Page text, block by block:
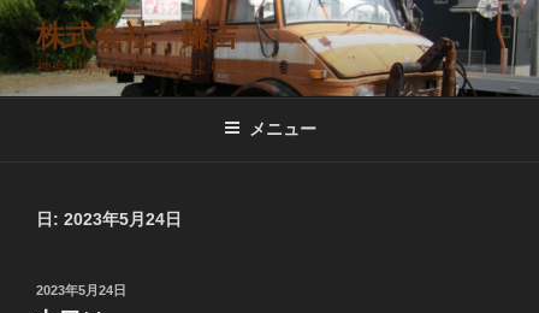
コ
ン
テ
ン
株式会社 鎌吉
神奈川県相模原市緑区より発信中
メニュー
日: 2023年5月24日
投
2023年5月24日